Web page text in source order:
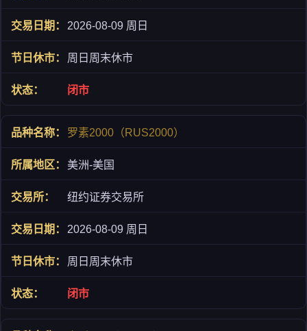
2026-08-09 周日
周日周末休市
闭市
罗素2000（RUS2000）
美洲-美国
纽约证券交易所
2026-08-09 周日
周日周末休市
闭市